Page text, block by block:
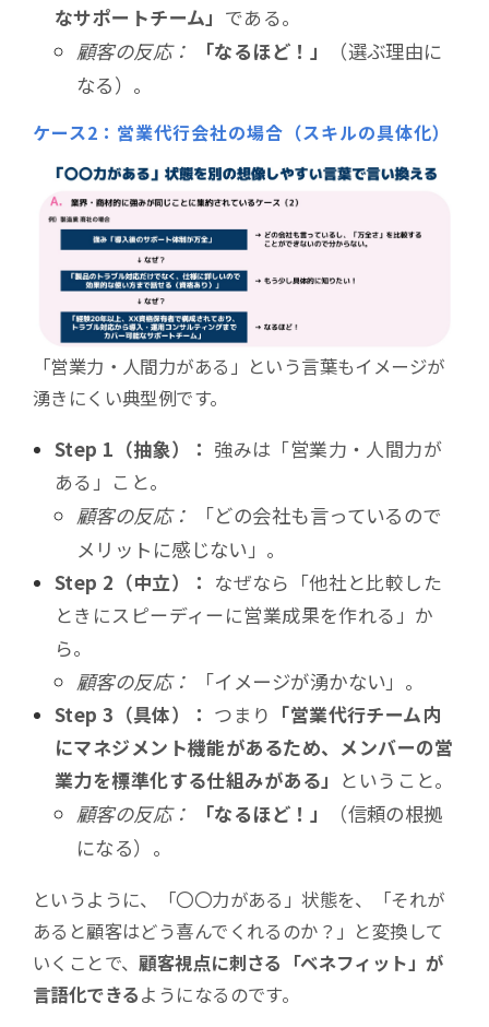
なサポートチーム」 である。
顧客の反応：
「なるほど！」
（選ぶ理由に
なる）。
ケース2：営業代行会社の場合（スキルの具体化）
「営業力・人間力がある」という言葉もイメージが
湧きにくい典型例です。
Step 1（抽象）： 強みは「営業力・人間力が
ある」こと。
顧客の反応：
「どの会社も言っているので
メリットに感じない」。
Step 2（中立）： なぜなら「他社と比較した
ときにスピーディーに営業成果を作れる」か
ら。
顧客の反応：
「イメージが湧かない」。
Step 3（具体）： つまり 「営業代行チーム内
にマネジメント機能があるため、メンバーの営
業力を標準化する仕組みがある」 ということ。
顧客の反応：
「なるほど！」
（信頼の根拠
になる）。
というように、「〇〇力がある」状態を、「それが
あると顧客はどう喜んでくれるのか？」と変換して
いくことで、顧客視点に刺さる「ベネフィット」が
言語化できるようになるのです。